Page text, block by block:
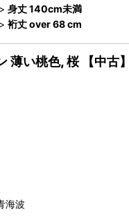
> 身丈 140cm未満
> 裄丈 over 68 cm
薄い桃色, 桜 【
海波